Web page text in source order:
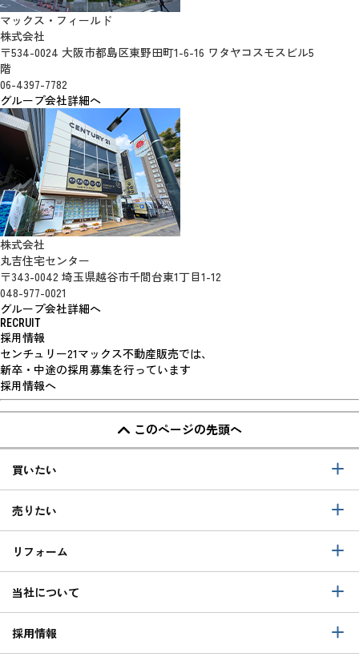
マックス・フィールド
株式会社
〒534-0024 大阪市都島区東野田町1-6-16 ワタヤコスモスビル5
階
06-4397-7782
グループ会社詳細へ
株式会社
丸吉住宅センター
〒343-0042 埼玉県越谷市千間台東1丁目1-12
048-977-0021
グループ会社詳細へ
RECRUIT
採用情報
センチュリー21マックス不動産販売では、
新卒・中途の採用募集を行っています
採用情報へ
このページの先頭へ
買いたい
売りたい
リフォーム
当社について
採用情報